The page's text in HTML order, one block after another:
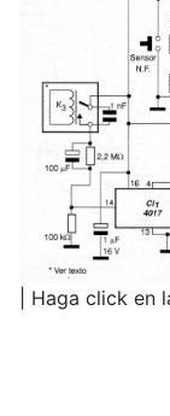
| Haga click en